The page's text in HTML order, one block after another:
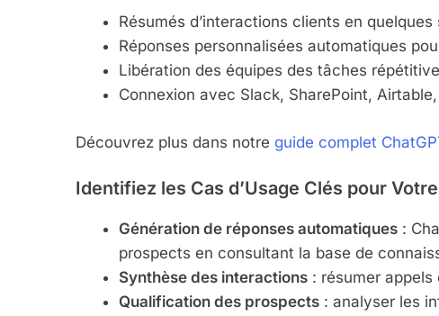
Résumés d’interactions clients en quelques
Réponses personnalisées automatiques
Libération des équipes des tâches
Connexion avec Slack, SharePoint,
Découvrez plus dans notre guide complet
Identifiez les Cas d’Usage Clés pour
Génération de réponses automatiques :
prospects en consultant la base de
Synthèse des interactions : résumer
Qualification des prospects : analyser les